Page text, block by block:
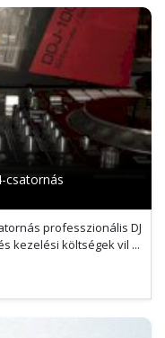
csatornás
professzionális DJ
kezelési költségek vil ...